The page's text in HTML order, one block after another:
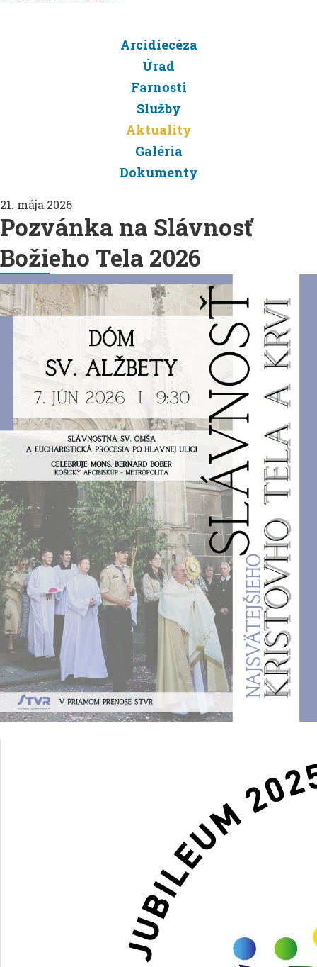
Arcidiecéza
Úrad
Farnosti
Služby
Aktuality
Galéria
Dokumenty
21. mája 2026
Pozvánka na Slávnosť
Božieho Tela 2026